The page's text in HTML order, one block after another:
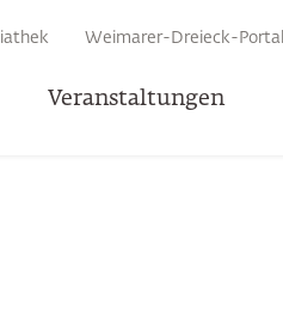
Weimarer-Dreieck-Portal
Veranstaltungen